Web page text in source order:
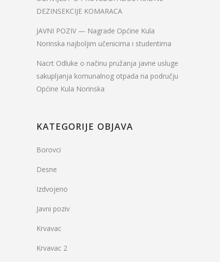
DEZINSEKCIJE KOMARACA
JAVNI POZIV — Nagrade Općine Kula
Norinska najboljim učenicima i studentima
Nacrt Odluke o načinu pružanja javne usluge
sakupljanja komunalnog otpada na području
Općine Kula Norinska
KATEGORIJE OBJAVA
Borovci
Desne
Izdvojeno
Javni poziv
Krvavac
Krvavac 2